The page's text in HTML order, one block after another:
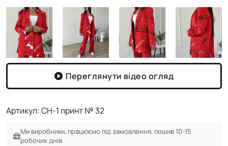
Переглянути відео огляд
Артикул: CH-1 принт № 32
Ми виробники, працюємо під замовлення, пошив 10-15
робочих днів